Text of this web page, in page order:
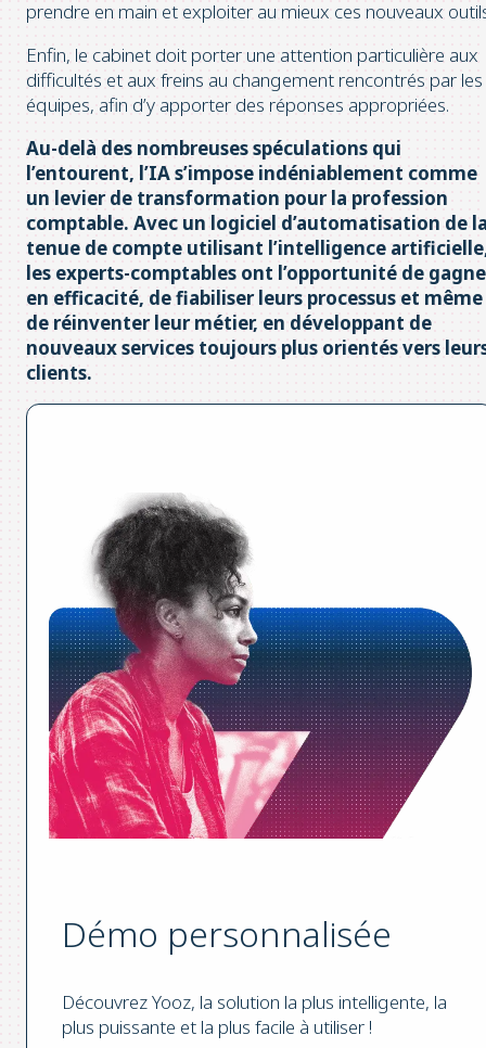
prendre en main et exploiter au mieux ces nouveaux
Enfin, le cabinet doit porter une attention particulière aux
difficultés et aux freins au changement rencontrés par les
équipes, afin d’y apporter des réponses appropriées.
Au-delà des nombreuses spéculations qui
l’entourent, l’IA s’impose indéniablement comme
un levier de transformation pour la profession
comptable. Avec un logiciel d’automatisation de
tenue de compte utilisant l’intelligence
les experts-comptables ont l’opportunité de
en efficacité, de fiabiliser leurs processus et même
de réinventer leur métier, en développant de
nouveaux services toujours plus orientés vers
clients.
Démo personnalisée
Découvrez Yooz, la solution la plus intelligente, la
plus puissante et la plus facile à utiliser !